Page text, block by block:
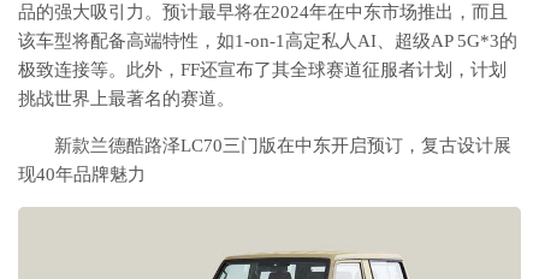
品的强大吸引力。预计最早将在2024年在中东市场推出，而且
该车型将配备高端特性，如1-on-1高定私人AI、超级AP 5G*3的
极致连接等。此外，FF还宣布了其全球赛道征服者计划，计划
挑战世界上最著名的赛道。
新款兰德酷路泽LC70三门版在中东开启预订，复古设计展
现40年品牌魅力